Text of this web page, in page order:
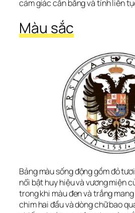
cảm giác cân bằng và tính liên
Màu sắc
Bảng màu sống động gồm đỏ
nổi bật huy hiệu và vương miện
trong khi màu đen và trắng
chim hai đầu và dòng chữ bao